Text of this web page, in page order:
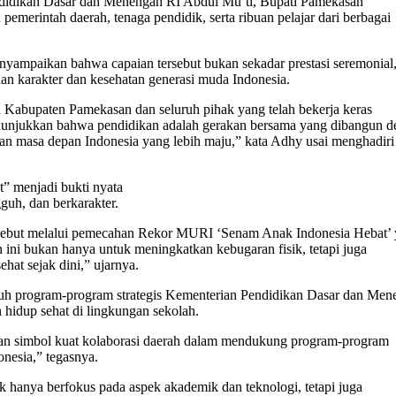
daerah, tenaga pendidik, serta ribuan pelajar dari berbagai
bahwa capaian tersebut bukan sekadar prestasi
karakter dan kesehatan generasi muda Indonesia.
Pamekasan dan seluruh pihak yang telah bekerja keras
bahwa pendidikan adalah gerakan bersama yang dibangun
masa depan Indonesia yang lebih maju,” kata Adhy usai menghadiri
menjadi bukti nyata
dan berkarakter.
melalui pemecahan Rekor MURI ‘Senam Anak Indonesia Hebat’
bukan hanya untuk meningkatkan kebugaran fisik, tetapi juga
sejak dini,” ujarnya.
program-program strategis Kementerian Pendidikan Dasar dan
hidup sehat di lingkungan sekolah.
simbol kuat kolaborasi daerah dalam mendukung program-program
tegasnya.
berfokus pada aspek akademik dan teknologi, tetapi juga